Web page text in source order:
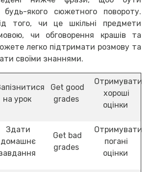
якого сюжетного повороту.
того, чи це шкільні предмети
чи обговорення крашів та
легко підтримати розмову та
своїми знаннями.
на урок
Get good
grades
Отримувати
хороші
оцінки
Здати
домашнє
Get bad
grades
Отримувати
погані
оцінки